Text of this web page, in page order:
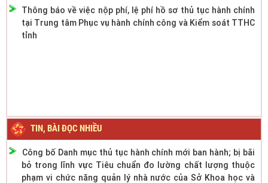
tại Trung tâm Phục vụ hành chính công và Kiểm soát TTHC
tỉnh
TIN, BÀI ĐỌC NHIỀU
Công bố Danh mục thủ tục hành chính mới ban hành; bị bãi
bỏ trong lĩnh vực Tiêu chuẩn đo lường chất lượng thuộc
phạm vi chức năng quản lý nhà nước của Sở Khoa học và